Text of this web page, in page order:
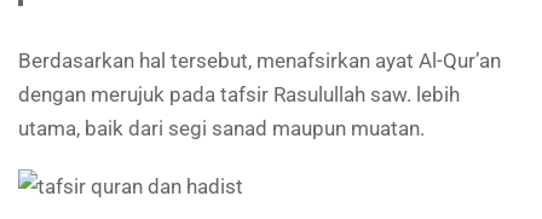
Berdasarkan hal tersebut, menafsirkan ayat Al-Qur’an
dengan merujuk pada tafsir Rasulullah saw. lebih
utama, baik dari segi sanad maupun muatan.